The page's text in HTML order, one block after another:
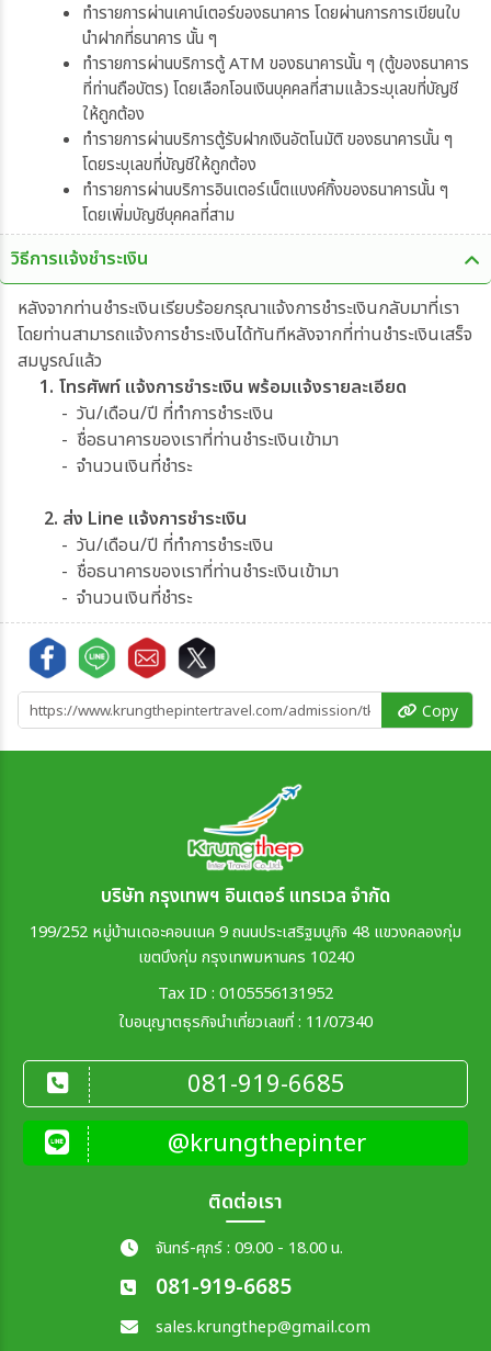
ทำรายการผ่านเคาน์เตอร์ของธนาคาร โดยผ่านการการเขียนใบ
นำฝากที่ธนาคาร นั้น ๆ
ทำรายการผ่านบริการตู้ ATM ของธนาคารนั้น ๆ (ตู้ของธนาคาร
ที่ท่านถือบัตร) โดยเลือกโอนเงินบุคคลที่สามแล้วระบุเลขที่บัญชี
ให้ถูกต้อง
ทำรายการผ่านบริการตู้รับฝากเงินอัตโนมัติ ของธนาคารนั้น ๆ
โดยระบุเลขที่บัญชีให้ถูกต้อง
ทำรายการผ่านบริการอินเตอร์เน็ตแบงค์กิ้งของธนาคารนั้น ๆ
โดยเพิ่มบัญชีบุคคลที่สาม
วิธีการแจ้งชำระเงิน
หลังจากท่านชำระเงินเรียบร้อยกรุณาแจ้งการชำระเงินกลับมาที่เรา
โดยท่านสามารถแจ้งการชำระเงินได้ทันทีหลังจากที่ท่านชำระเงินเสร็จ
สมบูรณ์แล้ว
1. โทรศัพท์ แจ้งการชำระเงิน พร้อมแจ้งรายละเอียด
- วัน/เดือน/ปี ที่ทำการชำระเงิน
- ชื่อธนาคารของเราที่ท่านชำระเงินเข้ามา
- จำนวนเงินที่ชำระ
2. ส่ง Line แจ้งการชำระเงิน
- วัน/เดือน/ปี ที่ทำการชำระเงิน
- ชื่อธนาคารของเราที่ท่านชำระเงินเข้ามา
- จำนวนเงินที่ชำระ
Copy
บริษัท กรุงเทพฯ อินเตอร์ แทรเวล จำกัด
199/252 หมู่บ้านเดอะคอนเนค 9 ถนนประเสริฐมนูกิจ 48 แขวงคลองกุ่ม
เขตบึงกุ่ม กรุงเทพมหานคร 10240
Tax ID : 0105556131952
ใบอนุญาตธุรกิจนำเที่ยวเลขที่ : 11/07340
081-919-6685
@krungthepinter
ติดต่อเรา
จันทร์-ศุกร์ : 09.00 - 18.00 น.
081-919-6685
sales.krungthep@gmail.com